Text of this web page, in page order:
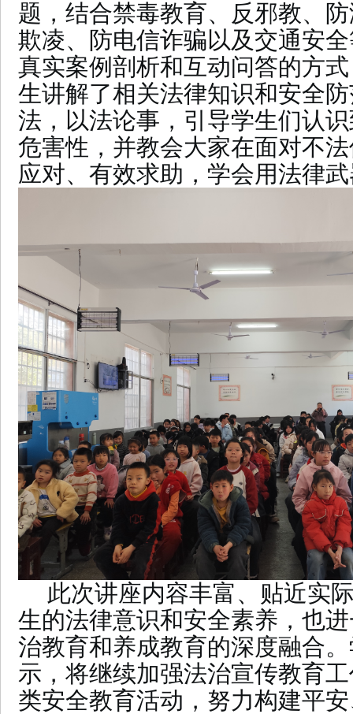
题，结合禁毒教育、反邪教、
欺凌、防电信诈骗以及交通安
真实案例剖析和互动问答的方
生讲解了相关法律知识和安全
法，以法论事，引导学生们认
危害性，并教会大家在面对不
应对、有效求助，学会用法律
此次讲座内容丰富、贴近实
生的法律意识和安全素养，也
治教育和养成教育的深度融合
示，将继续加强法治宣传教育
类安全教育活动，努力构建平